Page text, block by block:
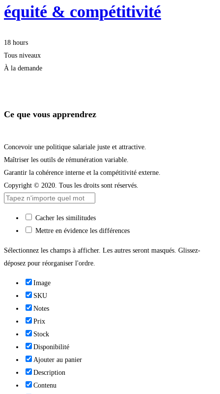
équité & compétitivité
18 hours
Tous niveaux
À la demande
Ce que vous apprendrez
Concevoir une politique salariale juste et attractive.
Maîtriser les outils de rémunération variable.
Garantir la cohérence interne et la compétitivité externe.
Copyright © 2020. Tous les droits sont réservés.
Cacher les similitudes
Mettre en évidence les différences
Sélectionnez les champs à afficher. Les autres seront masqués. Glissez-
déposez pour réorganiser l'ordre.
Image
SKU
Notes
Prix
Stock
Disponibilité
Ajouter au panier
Description
Contenu